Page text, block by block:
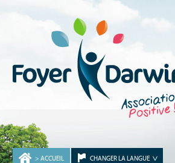
ACCUEIL CHANGER LA LANGUE